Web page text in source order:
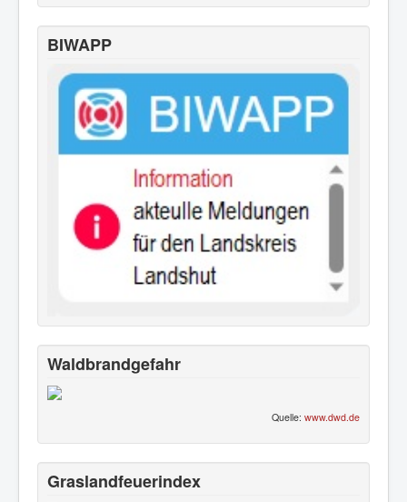
BIWAPP
Waldbrandgefahr
Quelle: www.dwd.de
Graslandfeuerindex